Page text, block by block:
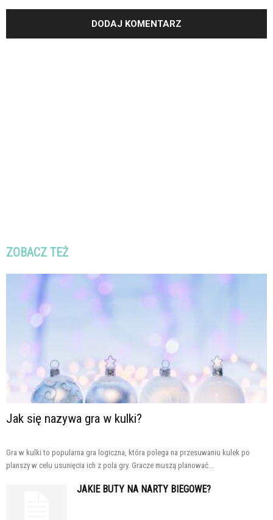
ZOBACZ TEŻ
Jak się nazywa gra w kulki?
Gra w kulki to popularna gra logiczna, która polega na przesuwaniu kulek po
planszy w celu usunięcia ich z pola gry. Gracze muszą planować...
JAKIE BUTY NA NARTY BIEGOWE?